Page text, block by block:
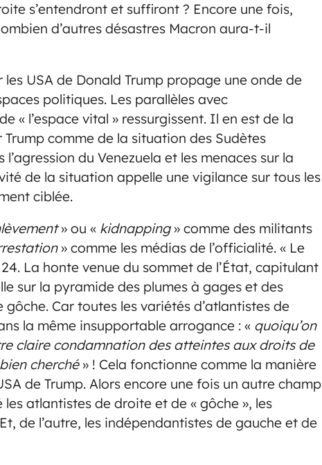
s’entendront et suffiront ? Encore une fois,
d’autres désastres Macron aura-t-il
les USA de Donald Trump propage une onde de
politiques. Les parallèles avec
« l’espace vital » ressurgissent. Il en est de la
comme de la situation des Sudètes
du Venezuela et les menaces sur la
de la situation appelle une vigilance sur tous les
ciblée.
» ou « kidnapping» comme des militants
» comme les médias de l’officialité. « Le
La honte venue du sommet de l’État, capitulant
sur la pyramide des plumes à gages et des
Car toutes les variétés d’atlantistes de
la même insupportable arrogance : « quoiqu’on
claire condamnation des atteintes aux droits de
bien cherché» ! Cela fonctionne comme la manière
de Trump. Alors encore une fois un autre champ
atlantistes de droite et de « gôche », les
de l’autre, les indépendantistes de gauche et de